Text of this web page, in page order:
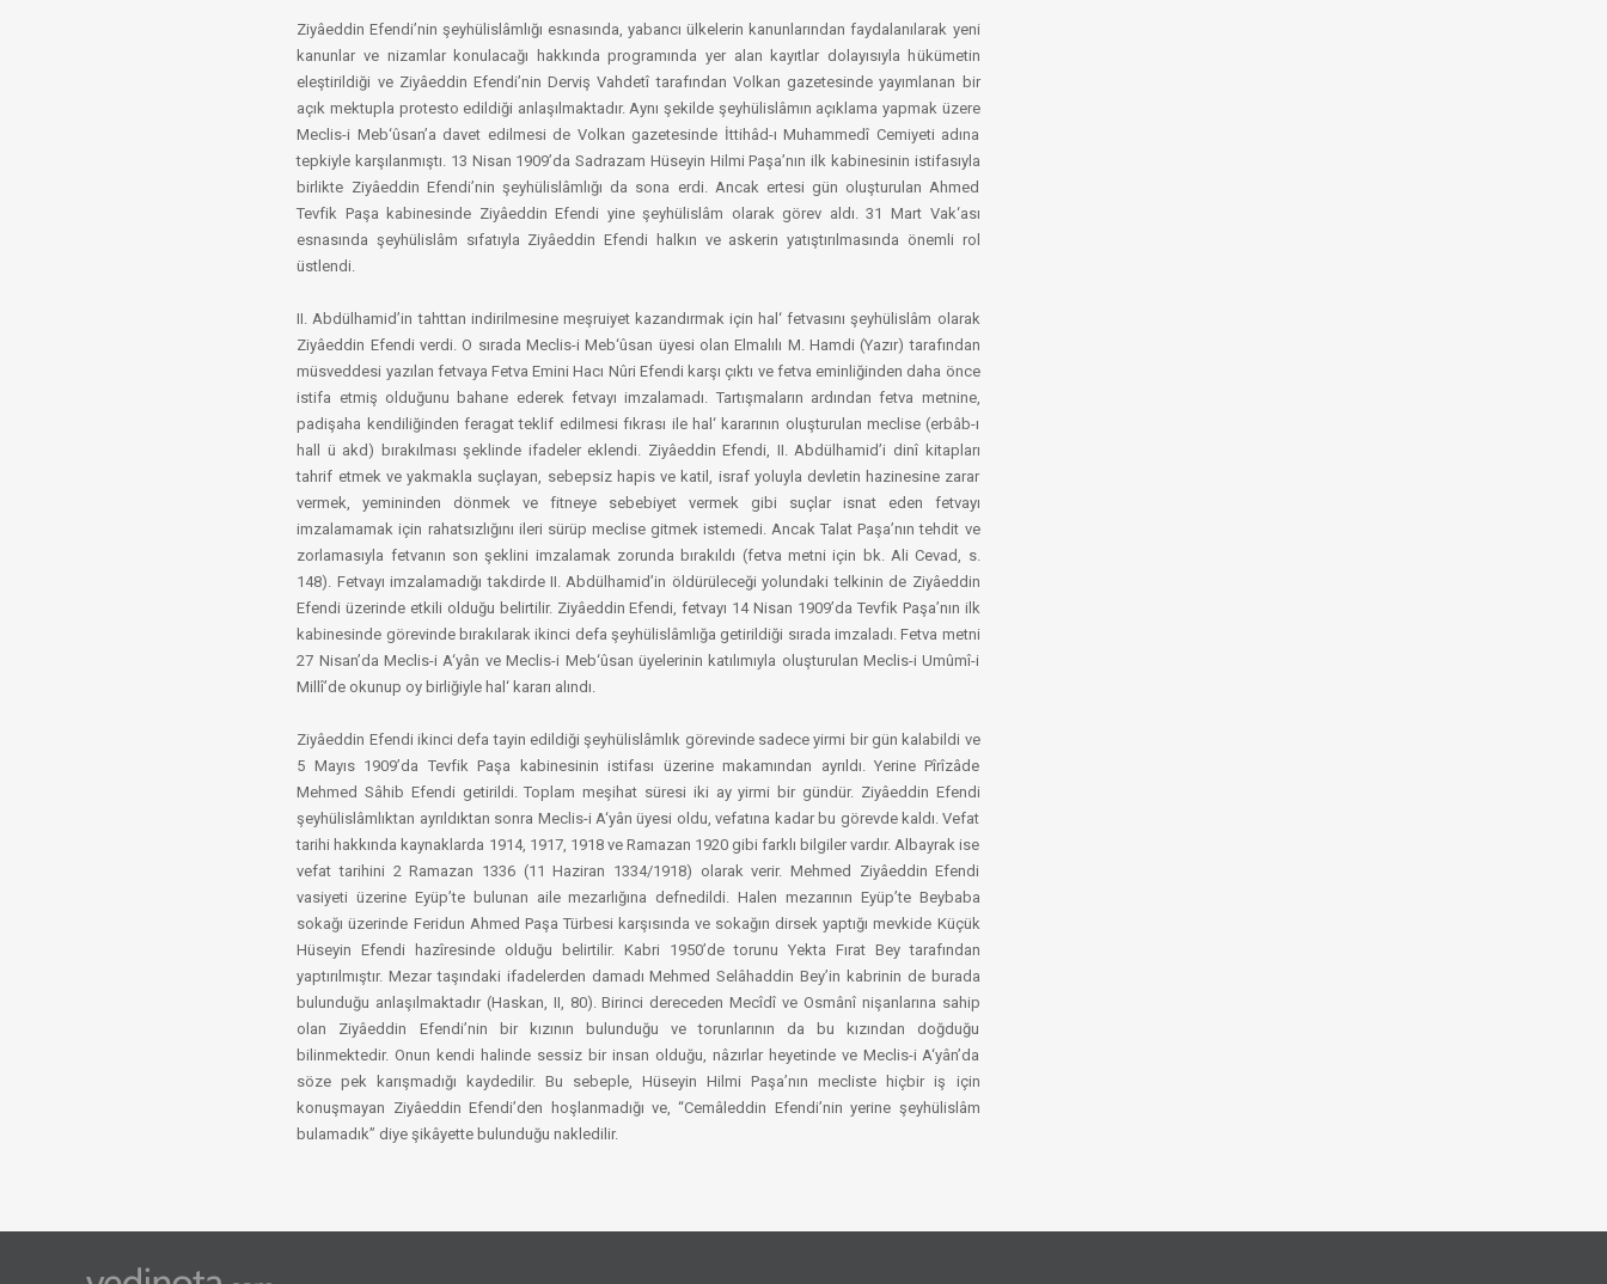
Ziyâeddin Efendi’nin şeyhülislâmlığı esnasında, yabancı ülkelerin kanunlarından faydalanılarak yeni
kanunlar ve nizamlar konulacağı hakkında programında yer alan kayıtlar dolayısıyla hükümetin
eleştirildiği ve Ziyâeddin Efendi’nin Derviş Vahdetî tarafından Volkan gazetesinde yayımlanan bir
açık mektupla protesto edildiği anlaşılmaktadır. Aynı şekilde şeyhülislâmın açıklama yapmak üzere
Meclis-i Meb‘ûsan’a davet edilmesi de Volkan gazetesinde İttihâd-ı Muhammedî Cemiyeti adına
tepkiyle karşılanmıştı. 13 Nisan 1909’da Sadrazam Hüseyin Hilmi Paşa’nın ilk kabinesinin istifasıyla
birlikte Ziyâeddin Efendi’nin şeyhülislâmlığı da sona erdi. Ancak ertesi gün oluşturulan Ahmed
Tevfik Paşa kabinesinde Ziyâeddin Efendi yine şeyhülislâm olarak görev aldı. 31 Mart Vak‘ası
esnasında şeyhülislâm sıfatıyla Ziyâeddin Efendi halkın ve askerin yatıştırılmasında önemli rol
üstlendi.
II. Abdülhamid’in tahttan indirilmesine meşruiyet kazandırmak için hal‘ fetvasını şeyhülislâm olarak
Ziyâeddin Efendi verdi. O sırada Meclis-i Meb‘ûsan üyesi olan Elmalılı M. Hamdi (Yazır) tarafından
müsveddesi yazılan fetvaya Fetva Emini Hacı Nûri Efendi karşı çıktı ve fetva eminliğinden daha önce
istifa etmiş olduğunu bahane ederek fetvayı imzalamadı. Tartışmaların ardından fetva metnine,
padişaha kendiliğinden feragat teklif edilmesi fıkrası ile hal‘ kararının oluşturulan meclise (erbâb-ı
hall ü akd) bırakılması şeklinde ifadeler eklendi. Ziyâeddin Efendi, II. Abdülhamid’i dinî kitapları
tahrif etmek ve yakmakla suçlayan, sebepsiz hapis ve katil, israf yoluyla devletin hazinesine zarar
vermek, yemininden dönmek ve fitneye sebebiyet vermek gibi suçlar isnat eden fetvayı
imzalamamak için rahatsızlığını ileri sürüp meclise gitmek istemedi. Ancak Talat Paşa’nın tehdit ve
zorlamasıyla fetvanın son şeklini imzalamak zorunda bırakıldı (fetva metni için bk. Ali Cevad, s.
148). Fetvayı imzalamadığı takdirde II. Abdülhamid’in öldürüleceği yolundaki telkinin de Ziyâeddin
Efendi üzerinde etkili olduğu belirtilir. Ziyâeddin Efendi, fetvayı 14 Nisan 1909’da Tevfik Paşa’nın ilk
kabinesinde görevinde bırakılarak ikinci defa şeyhülislâmlığa getirildiği sırada imzaladı. Fetva metni
27 Nisan’da Meclis-i A‘yân ve Meclis-i Meb‘ûsan üyelerinin katılımıyla oluşturulan Meclis-i Umûmî-i
Millî’de okunup oy birliğiyle hal‘ kararı alındı.
Ziyâeddin Efendi ikinci defa tayin edildiği şeyhülislâmlık görevinde sadece yirmi bir gün kalabildi ve
5 Mayıs 1909’da Tevfik Paşa kabinesinin istifası üzerine makamından ayrıldı. Yerine Pîrîzâde
Mehmed Sâhib Efendi getirildi. Toplam meşihat süresi iki ay yirmi bir gündür. Ziyâeddin Efendi
şeyhülislâmlıktan ayrıldıktan sonra Meclis-i A‘yân üyesi oldu, vefatına kadar bu görevde kaldı. Vefat
tarihi hakkında kaynaklarda 1914, 1917, 1918 ve Ramazan 1920 gibi farklı bilgiler vardır. Albayrak ise
vefat tarihini 2 Ramazan 1336 (11 Haziran 1334/1918) olarak verir. Mehmed Ziyâeddin Efendi
vasiyeti üzerine Eyüp’te bulunan aile mezarlığına defnedildi. Halen mezarının Eyüp’te Beybaba
sokağı üzerinde Feridun Ahmed Paşa Türbesi karşısında ve sokağın dirsek yaptığı mevkide Küçük
Hüseyin Efendi hazîresinde olduğu belirtilir. Kabri 1950’de torunu Yekta Fırat Bey tarafından
yaptırılmıştır. Mezar taşındaki ifadelerden damadı Mehmed Selâhaddin Bey’in kabrinin de burada
bulunduğu anlaşılmaktadır (Haskan, II, 80). Birinci dereceden Mecîdî ve Osmânî nişanlarına sahip
olan Ziyâeddin Efendi’nin bir kızının bulunduğu ve torunlarının da bu kızından doğduğu
bilinmektedir. Onun kendi halinde sessiz bir insan olduğu, nâzırlar heyetinde ve Meclis-i A‘yân’da
söze pek karışmadığı kaydedilir. Bu sebeple, Hüseyin Hilmi Paşa’nın mecliste hiçbir iş için
konuşmayan Ziyâeddin Efendi’den hoşlanmadığı ve, “Cemâleddin Efendi’nin yerine şeyhülislâm
bulamadık” diye şikâyette bulunduğu nakledilir.